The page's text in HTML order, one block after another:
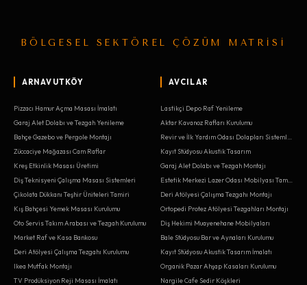
BÖLGESEL SEKTÖREL ÇÖZÜM MATRİSİ
ARNAVUTKÖY
Pizzacı Hamur Açma Masası İmalatı
Garaj Alet Dolabı ve Tezgah Yenileme
Bahçe Gazebo ve Pergole Montajı
Züccaciye Mağazası Cam Raflar
Kreş Etkinlik Masası Üretimi
Diş Teknisyeni Çalışma Masası Sistemleri
Çikolata Dükkanı Teşhir Üniteleri Tamiri
Kış Bahçesi Yemek Masası Kurulumu
Oto Servis Takım Arabası ve Tezgah Kurulumu
Market Raf ve Kasa Bankosu
Deri Atölyesi Çalışma Tezgahı Kurulumu
Ikea Mutfak Montajı
TV Prodüksiyon Reji Masası İmalatı
AVCILAR
Lastikçi Depo Raf Yenileme
Aktar Kavanoz Rafları Kurulumu
Kayıt Stüdyosu Akustik Tasarım
Garaj Alet Dolabı ve Tezgah Montajı
Deri Atölyesi Çalışma Tezgahı Montajı
Ortopedi Protez Atölyesi Tezgahları Montajı
Diş Hekimi Muayenehane Mobilyaları
Bale Stüdyosu Bar ve Aynaları Kurulumu
Kayıt Stüdyosu Akustik Tasarım İmalatı
Organik Pazar Ahşap Kasaları Kurulumu
Nargile Cafe Sedir Köşkleri